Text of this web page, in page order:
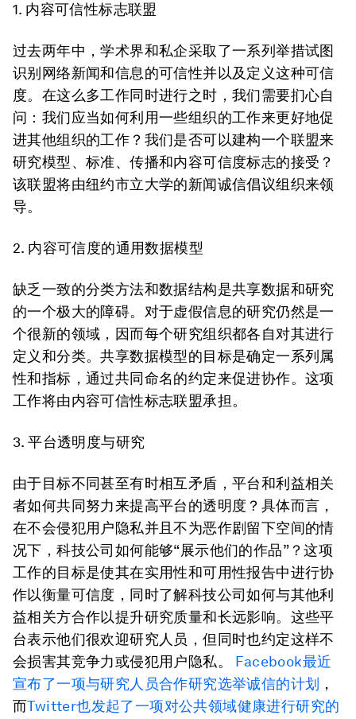
1. 内容可信性标志联盟
过去两年中，学术界和私企采取了一系列举措试图
识别网络新闻和信息的可信性并以及定义这种可信
度。在这么多工作同时进行之时，我们需要扪心自
问：我们应当如何利用一些组织的工作来更好地促
进其他组织的工作？我们是否可以建构一个联盟来
研究模型、标准、传播和内容可信度标志的接受？
该联盟将由纽约市立大学的新闻诚信倡议组织来领
导。
2. 内容可信度的通用数据模型
缺乏一致的分类方法和数据结构是共享数据和研究
的一个极大的障碍。对于虚假信息的研究仍然是一
个很新的领域，因而每个研究组织都各自对其进行
定义和分类。共享数据模型的目标是确定一系列属
性和指标，通过共同命名的约定来促进协作。这项
工作将由内容可信性标志联盟承担。
3. 平台透明度与研究
由于目标不同甚至有时相互矛盾，平台和利益相关
者如何共同努力来提高平台的透明度？具体而言，
在不会侵犯用户隐私并且不为恶作剧留下空间的情
况下，科技公司如何能够“展示他们的作品”？这项
工作的目标是使其在实用性和可用性报告中进行协
作以衡量可信度，同时了解科技公司如何与其他利
益相关方合作以提升研究质量和长远影响。这些平
台表示他们很欢迎研究人员，但同时也约定这样不
会损害其竞争力或侵犯用户隐私。
Facebook最近
宣布了一项与研究人员合作研究选举诚信的计划 ，
而Twitter也发起了一项对公共领域健康进行研究的